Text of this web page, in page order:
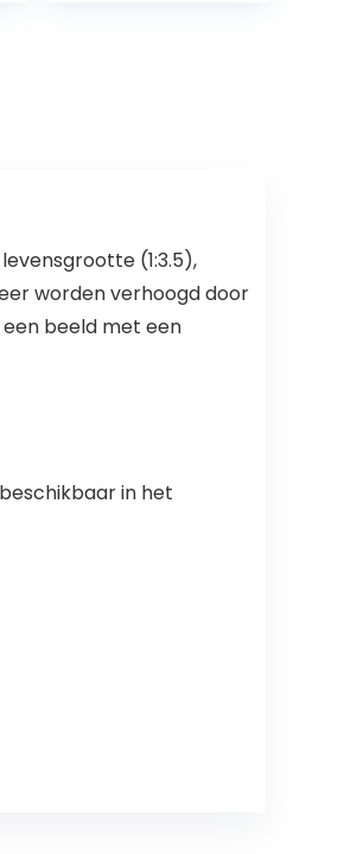
(1:3.5),
worden verhoogd door
beeld met een
in het